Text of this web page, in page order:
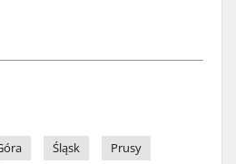
Śląsk
Prusy